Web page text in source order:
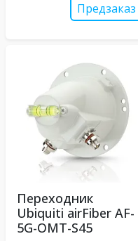
Предзаказ
Переходник
Ubiquiti airFiber AF-
5G-OMT-S45